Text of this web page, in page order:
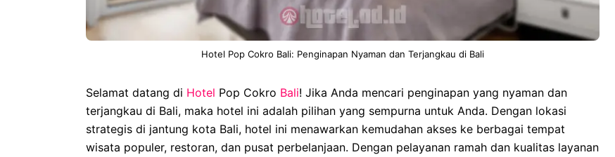
Hotel Pop Cokro Bali: Penginapan Nyaman dan Terjangkau di Bali
Selamat datang di Hotel Pop Cokro Bali! Jika Anda mencari penginapan yang nyaman dan
terjangkau di Bali, maka hotel ini adalah pilihan yang sempurna untuk Anda. Dengan lokasi
strategis di jantung kota Bali, hotel ini menawarkan kemudahan akses ke berbagai tempat
wisata populer, restoran, dan pusat perbelanjaan. Dengan pelayanan ramah dan kualitas layanan